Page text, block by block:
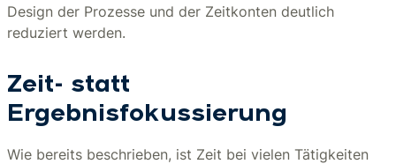
Design der Prozesse und der Zeitkonten deutlich
reduziert werden.
Zeit- statt
Ergebnisfokussierung
Wie bereits beschrieben, ist Zeit bei vielen Tätigkeiten